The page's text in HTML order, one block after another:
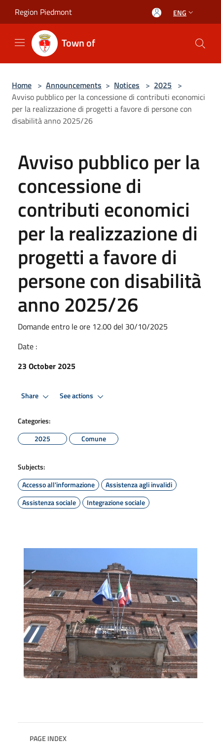
Region Piedmont ENG
Town of
Home > Announcements > Notices > 2025 >
Avviso pubblico per la concessione di contributi economici
per la realizzazione di progetti a favore di persone con
disabilità anno 2025/26
Avviso pubblico per la
concessione di
contributi economici
per la realizzazione di
progetti a favore di
persone con disabilità
anno 2025/26
Domande entro le ore 12.00 del 30/10/2025
Date :
23 October 2025
Share See actions
Categories:
2025
Comune
Subjects:
Accesso all'informazione
Assistenza agli invalidi
Assistenza sociale
Integrazione sociale
PAGE INDEX